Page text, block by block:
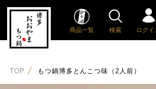
商品一覧 検索 ログイ
TOP もつ鍋博多とんこつ味（2人前）